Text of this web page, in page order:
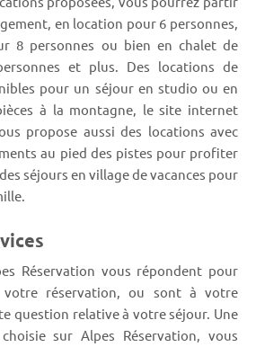
en location pour 6 personnes,
8 personnes ou bien en chalet de
et plus. Des locations de
pour un séjour en studio ou en
à la montagne, le site internet
propose aussi des locations avec
au pied des pistes pour profiter
séjours en village de vacances pour
Réservation vous répondent pour
réservation, ou sont à votre
question relative à votre séjour. Une
sur Alpes Réservation, vous